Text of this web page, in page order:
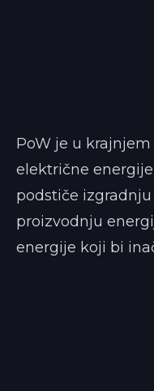
PoW je u
električne
podstiče
proizvodnju
energije koji bi